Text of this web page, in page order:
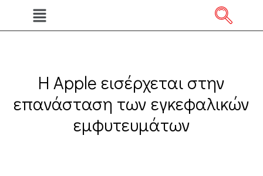
Η Apple εισέρχεται στην
επανάσταση των εγκεφαλικών
εμφυτευμάτων